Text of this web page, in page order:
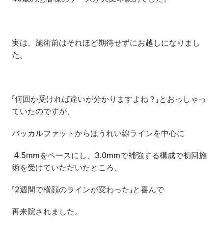
実は、施術前はそれほど期待せずにお越しになりまし
た。
「何回か受ければ違いが分かりますよね？」とおっしゃっ
ていたのですが、
バッカルファットからほうれい線ラインを中心に
術を受けていただいたところ、
「2週間で横顔のラインが変わった」と喜んで
再来院されました。